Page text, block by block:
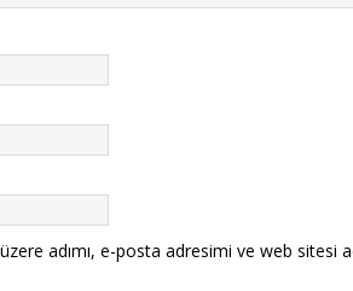
adımı, e-posta adresimi ve web sitesi